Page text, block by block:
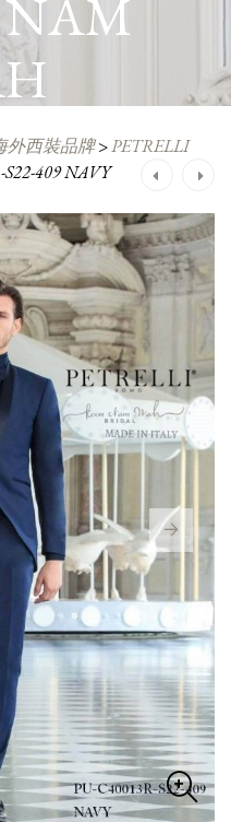
外西裝品牌>PETRELLI
409 NAVYPost
navigation